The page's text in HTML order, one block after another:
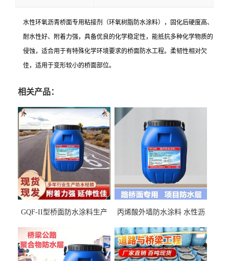
水性环氧沥青桥面专用粘接剂（环氧树脂防水涂料），固化后硬度高、
耐水性好、附着力强，具备优良的化学稳定性，能抵抗多种化学物质的
侵蚀，适合用于有特殊化学环境要求的桥面防水工程。柔韧性相对欠
佳，适用于变形较小的桥面部位。
相关产品：
GQF-II型桥面防水涂料生产
丙烯酸外墙防水涂料 水性沥
厂家